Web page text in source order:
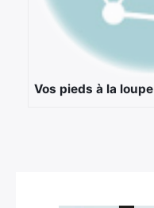
Vos pieds à la loupe